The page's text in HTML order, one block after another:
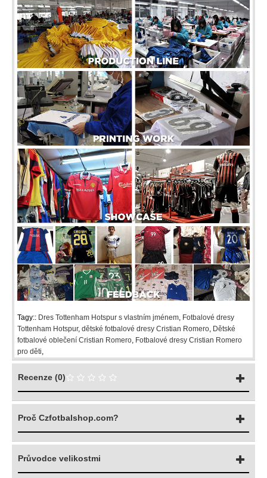
Tagy:: Dres Tottenham Hotspur s vlastním jménem Fotbalové dresy
Tottenham Hotspur, dětské fotbalové dresy Cristian Romero Dětské
fotbalové oblečení Cristian Romero Fotbalové dresy Cristian Romero
pro děti
Recenze (0)
Proč Czfotbalshop.com?
Průvodce velikostmi